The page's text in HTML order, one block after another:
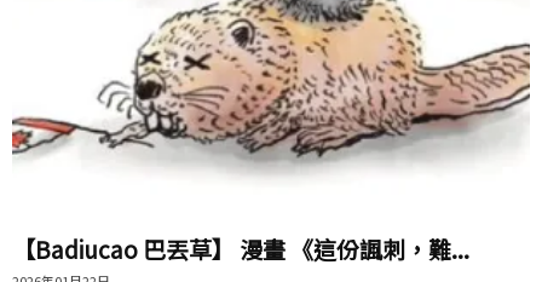
【Badiucao 巴丟草】 漫畫 《這份諷刺，難...